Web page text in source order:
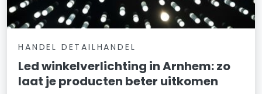
HANDEL DETAILHANDEL
Led winkelverlichting in Arnhem: zo
laat je producten beter uitkomen